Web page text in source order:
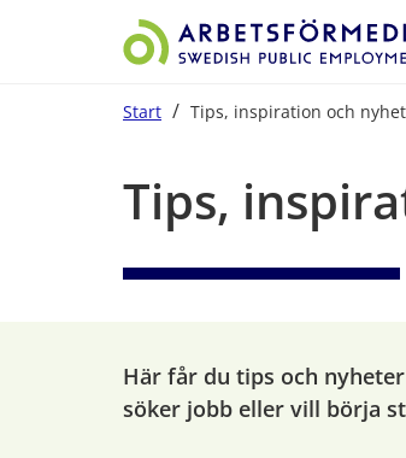
Start / Tips, inspiration och
Tips,
Här får du tips och
söker jobb eller vill börja